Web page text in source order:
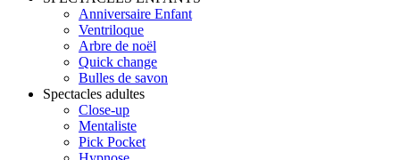
Anniversaire Enfant
Ventriloque
Arbre de noël
Quick change
Bulles de savon
Spectacles adultes
Close-up
Mentaliste
Pick Pocket